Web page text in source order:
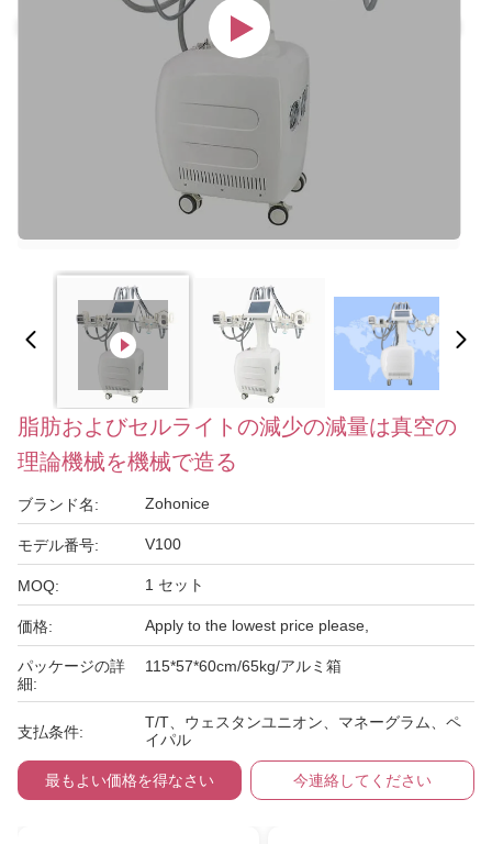
脂肪およびセルライトの減少の減量は真空の
理論機械を機械で造る
ブランド名: Zohonice
モデル番号: V100
MOQ: 1 セット
価格: Apply to the lowest price please,
パッケージの詳
細:
115*57*60cm/65kg/アルミ箱
支払条件:
T/T、ウェスタンユニオン、マネーグラム、ペ
イパル
最もよい価格を得なさい 今連絡してください